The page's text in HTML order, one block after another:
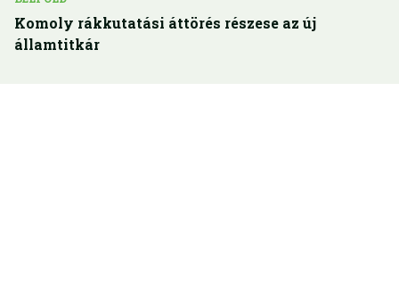
Komoly rákkutatási áttörés részese az új
államtitkár